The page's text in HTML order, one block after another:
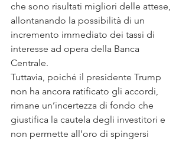
che sono risultati migliori delle attese,
allontanando la possibilità di un
incremento immediato dei tassi di
interesse ad opera della Banca
Centrale.
Tuttavia, poiché il presidente Trump
non ha ancora ratificato gli accordi,
rimane un’incertezza di fondo che
giustifica la cautela degli investitori e
non permette all’oro di spingersi